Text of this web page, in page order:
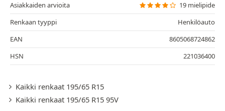
Asiakkaiden arvioita
19 mielipide
Renkaan tyyppi
Henkilöauto
EAN
8605068724862
HSN
221036400
Kaikki renkaat 195/65 R15
Kaikki renkaat 195/65 R15 95V